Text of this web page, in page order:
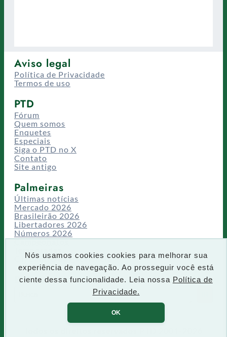
Nós usamos cookies cookies para melhorar sua
experiência de navegação. Ao prosseguir você está
ciente dessa funcionalidade. Leia nossa Política de
Privacidade.
OK
Aviso legal
Política de Privacidade
Termos de uso
PTD
Fórum
Quem somos
Enquetes
Especiais
Siga o PTD no X
Contato
Site antigo
Palmeiras
Últimas notícias
Mercado 2026
Brasileirão 2026
Libertadores 2026
Números 2026
Campeonatos
Temporadas
CT/Centro de Excelência
Busca
P
e
q
u